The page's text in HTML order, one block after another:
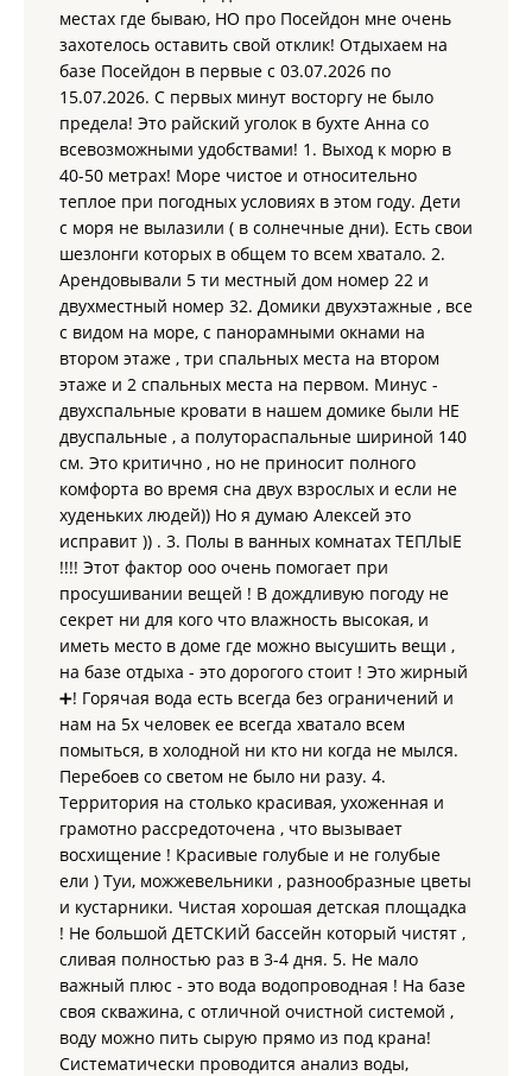
000 руб.; 10.09–20.09 — 6 000 руб.
Делюкс № 4, 6, 7, 26 — до 4 человек, с верандой:
июнь: от 2 до 4 суток — 5 000 руб., от 5 суток — 4 500
руб.; 01.07–10.07 — 7 500 руб.; 10.07–15.07 — 8 500 руб.;
15.07–31.08 (от 5 суток) — 10 000 руб.; 01.09–10.09 — 9
000 руб.; 10.09–20.09 — 6 000 руб.
Делюкс № 23, 24, 25 — до 4 человек, без
май–июнь: 1 сутки — 6 000 руб., от 5 суток —
4 000 руб.; 01.07–10.07 — 7 000 руб.; 10.07–15.07 — 8
300 руб.; 15.07–31.08 (от 5 суток) — 9 300 руб.; 01.09–
10.09 — 7 500 руб.; 10.09–20.09 — 6 000 руб.
Делюкс № 27–30 — до 4 человек, без веранды:
июнь: от 5 суток — 4 000 руб.; 01.07–10.07 — 6 400 руб.;
10.07–15.07 — 8 000 руб.; 15.07–31.08 (от 5 суток) — 8
700 руб.; 01.09–10.09 — 7 500 руб.; 10.09–20.09 — 6 000
руб.
Одноэтажные люксы и эконом:
Люкс № 1 — до 4 человек, без веранды:май–июнь —
4 000 руб.; 01.07–10.07 — 5 500 руб.; 10.07–15.07 — 7
000 руб.; 15.07–31.08 (от 5 суток) — 7 500 руб.; 01.09–
10.09 — 6 500 руб.; 10.09–20.09 — 6 000 руб.
Люкс № 32 (2 этаж) — до 2 человек, с кухней, без
веранды:май–июнь — 4 500–5 000 руб.; 01.07–10.07 —
5 000 руб.; 10.07–15.07 — 6 000 руб.; 15.07–31.08 (от 5
суток) — 7 000 руб.; 01.09–10.09 — 6 000 руб.; 10.09–
20.09 — 5 000 руб.
Люкс № 31 — до 2 человек, без веранды:май–июнь —
4 000 руб.; 01.07–10.07 — 4 500 руб.; 10.07–15.07 — 5
000 руб.; 15.07–31.08 (от 5 суток) — 6 000 руб.; 01.09–
10.09 — 5 000 руб.; 10.09–20.09 — 4 500 руб.
Эконом № 2 — до 4 человек, с верандой (общие
удобства):июль (01.07–10.07) — 4 000 руб.; 10.07–15.07
— 4 500 руб.; 15.07–31.08 (от 5 суток) — 5 300 руб.;
01.09–10.09 — 4 500 руб.; 10.09–20.09 — 4 000 руб.
Дополнительная информация:
Вместимость:стоимость рассчитана на 4 человека
(номера № 8–22 рассчитаны на 5 человек), включая
детей от 5 лет.
Дополнительное место:размещение ребенка от 5 лет
без предоставления спального места — 1 500 руб./
сутки.
Транспорт:парковка третьей машины в номер — 500
руб./сутки.
Налоги: туристический налог — 100 руб. в сутки за
номер.
В стоимость проживания включено:
местах где бываю, НО про Посейдон мне очень
захотелось оставить свой отклик! Отдыхаем на
базе Посейдон в первые с 03.07.2026 по
15.07.2026. С первых минут восторгу не было
предела! Это райский уголок в бухте Анна со
всевозможными удобствами! 1. Выход к морю в
40-50 метрах! Море чистое и относительно
теплое при погодных условиях в этом году. Дети
с моря не вылазили ( в солнечные дни). Есть свои
шезлонги которых в общем то всем хватало. 2.
Арендовывали 5 ти местный дом номер 22 и
двухместный номер 32. Домики двухэтажные , все
с видом на море, с панорамными окнами на
втором этаже , три спальных места на втором
этаже и 2 спальных места на первом. Минус -
двухспальные кровати в нашем домике были НЕ
двуспальные , а полутораспальные шириной 140
см. Это критично , но не приносит полного
комфорта во время сна двух взрослых и если не
худеньких людей)) Но я думаю Алексей это
исправит )) . 3. Полы в ванных комнатах ТЕПЛЫЕ
!!!! Этот фактор ооо очень помогает при
просушивании вещей ! В дождливую погоду не
секрет ни для кого что влажность высокая, и
иметь место в доме где можно высушить вещи ,
на базе отдыха - это дорогого стоит ! Это жирный
➕! Горячая вода есть всегда без ограничений и
нам на 5х человек ее всегда хватало всем
помыться, в холодной ни кто ни когда не мылся.
Перебоев со светом не было ни разу. 4.
Территория на столько красивая, ухоженная и
грамотно рассредоточена , что вызывает
восхищение ! Красивые голубые и не голубые
ели ) Туи, можжевельники , разнообразные цветы
и кустарники. Чистая хорошая детская площадка
! Не большой ДЕТСКИЙ бассейн который чистят ,
сливая полностью раз в 3-4 дня. 5. Не мало
важный плюс - это вода водопроводная ! На базе
своя скважина, с отличной очистной системой ,
воду можно пить сырую прямо из под крана!
Систематически проводится анализ воды,